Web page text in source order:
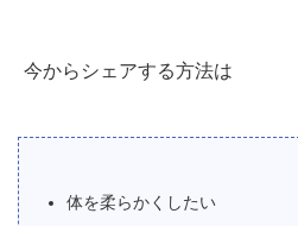
今からシェアする方法は
体を柔らかくしたい